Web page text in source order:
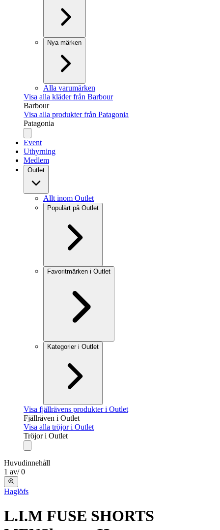
Nya märken
Alla varumärken
Visa alla kläder från Barbour
Barbour
Visa alla produkter från Patagonia
Patagonia
Event
Uthyrning
Medlem
Outlet
Allt inom Outlet
Populärt på Outlet
Favoritmärken i Outlet
Kategorier i Outlet
Visa fjällrävens produkter i Outlet
Fjällräven i Outlet
Visa alla tröjor i Outlet
Tröjor i Outlet
Huvudinnehåll
1 av/ 0
Haglöfs
L.I.M FUSE SHORTS